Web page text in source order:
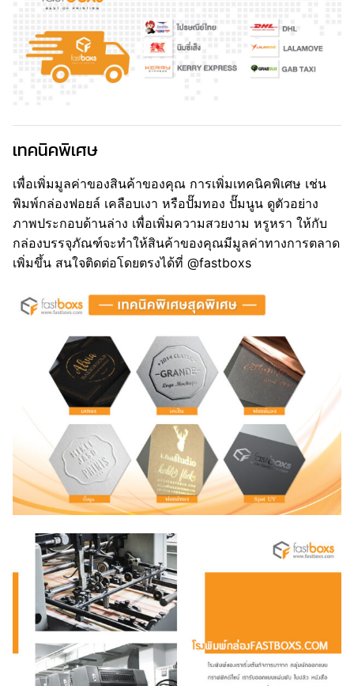
เทคนิคพิเศษ
เพื่อเพิ่มมูลค่าของสินค้าของคุณ การเพิ่มเทคนิคพิเศษ เช่น
พิมพ์กล่องฟอยล์ เคลือบเงา หรือปั๊มทอง ปั๊มนูน ดูตัวอย่าง
ภาพประกอบด้านล่าง เพื่อเพิ่มความสวยงาม หรูหรา ให้กับ
กล่องบรรจุภัณฑ์จะทำให้สินค้าของคุณมีมูลค่าทางการตลาด
เพิ่มขึ้น สนใจติดต่อโดยตรงได้ที่ @fastboxs